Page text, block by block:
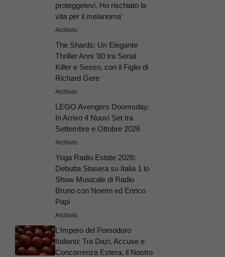
proteggetevi. Ho rischiato la
vita per il melanoma’
Archivio
The Shards: Un Elegante
Thriller Anni ’80 tra Serial
Killer e Sesso, con il Figlio di
Richard Gere
Archivio
LEGO Avengers Doomsday:
In Arrivo 4 Nuovi Set tra
Settembre e Ottobre 2026
Archivio
Yoga Radio Estate 2026:
Debutta Stasera su Italia 1 lo
Show Musicale di Radio
Bruno con Noemi ed Enrico
Papi
Archivio
L’Impero del Pomodoro
Italiano: Tra Dazi, Accuse e
Concorrenza Estera, il Nostro